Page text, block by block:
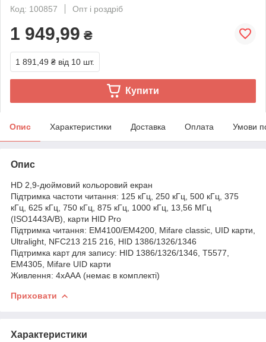
Код: 100857
Опт і роздріб
1 949,99 ₴
1 891,49 ₴ від 10 шт.
Купити
Опис Характеристики Доставка Оплата Умови
Опис
HD 2,9-дюймовий кольоровий екран
Підтримка частоти читання: 125 кГц, 250 кГц, 500 кГц, 375
кГц, 625 кГц, 750 кГц, 875 кГц, 1000 кГц, 13,56 МГц
(ISO1443A/B), карти HID Pro
Підтримка читання: EM4100/EM4200, Mifare classic, UID карти,
Ultralight, NFC213 215 216, HID 1386/1326/1346
Підтримка карт для запису: HID 1386/1326/1346, T5577,
EM4305, Mifare UID карти
Живлення: 4хААА (немає в комплекті)
Приховати
Характеристики